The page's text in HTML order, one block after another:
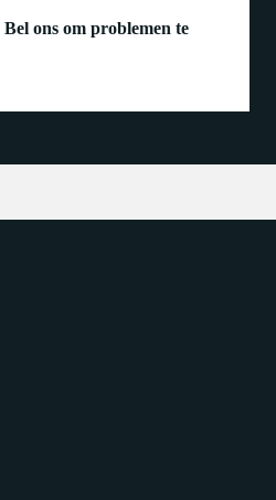
ons om problemen te